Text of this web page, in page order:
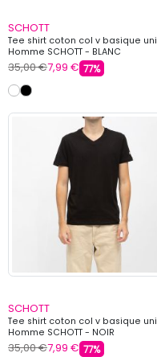
SCHOTT
Tee shirt coton col v basique uni
Homme SCHOTT - BLANC
35,00 €7,99 € 77%
SCHOTT
Tee shirt coton col v basique uni
Homme SCHOTT - NOIR
35,00 €7,99 € 77%